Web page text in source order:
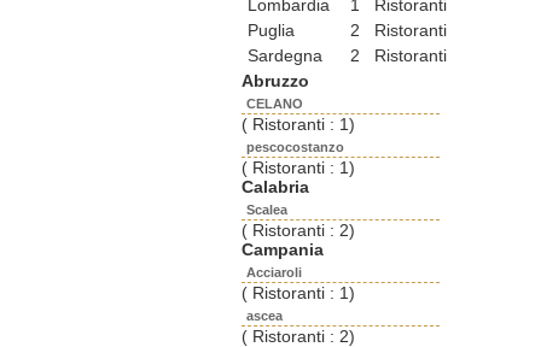
Lombardia
1 Ristoranti
Puglia
2 Ristoranti
Sardegna
2 Ristoranti
Abruzzo
CELANO
( Ristoranti : 1)
pescocostanzo
( Ristoranti : 1)
Calabria
Scalea
( Ristoranti : 2)
Campania
Acciaroli
( Ristoranti : 1)
ascea
( Ristoranti : 2)